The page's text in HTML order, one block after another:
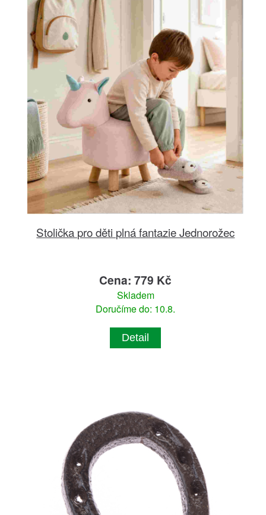
Stolička pro děti plná fantazie Jednorožec
Cena: 779 Kč
Skladem
Doručíme do: 10.8.
Detail